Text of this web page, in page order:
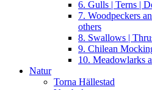
6. Gulls | Terns |
7. Woodpeckers
others
8. Swallows |
9. Chilean
10. Meadowlarks
Natur
Torna Hällestad